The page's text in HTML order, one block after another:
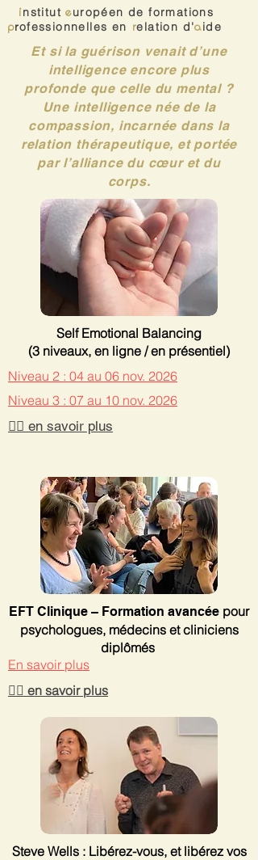
instituteuropéen de formations
professionnelles en relation d'aide
Et si la guérison venait d’une
intelligence encore plus
profonde que celle du mental ?
Une intelligence née de la
compassion, incarnée dans la
relation thérapeutique, et portée
par l’alliance du cœur et du
corps.
Self Emotional Balancing
(3 niveaux, en ligne / en présentiel)
Niveau 2 : 04 au 06 nov. 2026
Niveau 3 : 07 au 10 nov. 2026
👉🏻 en savoir plus
EFT Clinique – Formation avancée pour
psychologues, médecins et cliniciens
diplômés
En savoir plus
👉🏻 en savoir plus
Steve Wells : Libérez-vous, et libérez vos